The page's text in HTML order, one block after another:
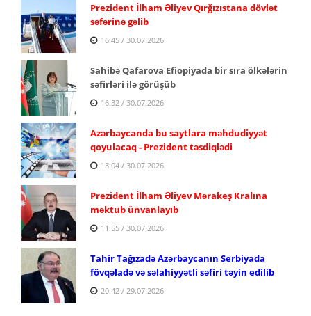
Prezident İlham Əliyev Qırğızıstana dövlət
səfərinə gəlib
16:45 / 30.07.2026
Sahibə Qafarova Efiopiyada bir sıra ölkələrin
səfirləri ilə görüşüb
16:32 / 30.07.2026
Azərbaycanda bu saytlara məhdudiyyət
qoyulacaq - Prezident təsdiqlədi
13:04 / 30.07.2026
Prezident İlham Əliyev Mərakeş Kralına
məktub ünvanlayıb
11:55 / 30.07.2026
Tahir Tağızadə Azərbaycanın Serbiyada
fövqəladə və səlahiyyətli səfiri təyin edilib
20:42 / 29.07.2026